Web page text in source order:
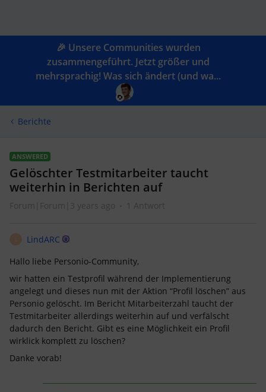
🎉 Unsere Communities wurden
zusammengeführt. Jetzt größer und
mehrsprachig! Was sich ändert (und wa...
Berichte
ANSWERED
Gelöschter Testmitarbeiter taucht
weiterhin in Berichten auf
Forum|Forum|3 years ago 1 Antwort
LindARC
Hallo liebe Personio-Community,
wir hatten ein Testprofil während der Implementierung
angelegt und dieses nun mit der Aktion “Profil löschen” aus
Personio gelöscht. Im Bericht Mitarbeiterzahl taucht der
Testmitarbeiter allerdings weiterhin auf und verfälscht
dadurch den Bericht. Gibt es eine Möglichkeit ein Profil
wirklick komplett zu löschen?
Danke vorab!